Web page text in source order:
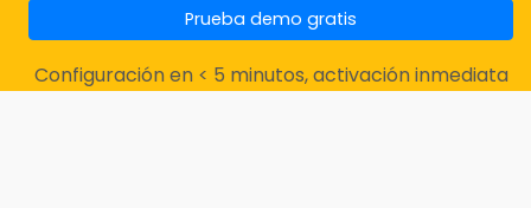
Prueba demo gratis
Configuración en < 5 minutos, activación inmediata